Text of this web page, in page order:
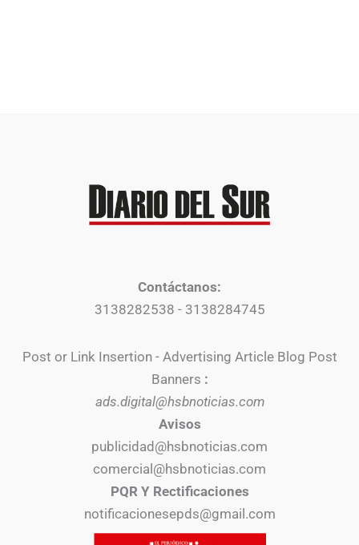
Contáctanos:
3138282538 - 3138284745
Post or Link Insertion - Advertising Article Blog Post
Banners :
ads.digital@hsbnoticias.com
Avisos
publicidad@hsbnoticias.com
comercial@hsbnoticias.com
PQR Y Rectificaciones
notificacionesepds@gmail.com